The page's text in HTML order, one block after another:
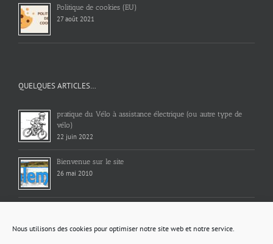
Nous utilisons des cookies pour optimiser notre site web et notre service.
Politique de cookies (EU)
27 août 2021
QUELQUES ARTICLES…
pratique du Vélo à assistance électrique (ou autre type de
vélo)
22 juin 2022
Bienvenue sur le site
26 mai 2010